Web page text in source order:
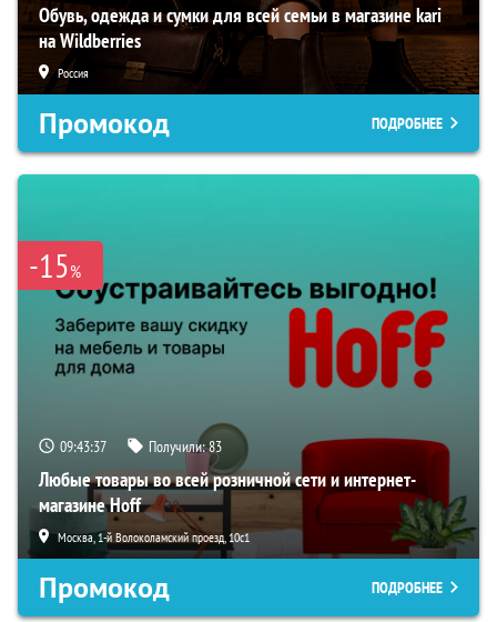
Обувь, одежда и сумки для всей семьи в магазине kari
на Wildberries
Россия
Промокод ПОДРОБНЕЕ
-15%
09:43:36 Получили:83
Любые товары во всей розничной сети и интернет-
магазине Hoff
Москва, 1-й Волоколамский проезд, 10с1
Промокод ПОДРОБНЕЕ